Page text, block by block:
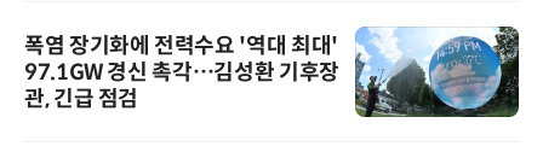
폭염 장기화에 전력수요 '역대 최대'
97.1GW 경신 촉각…김성환 기후장
관, 긴급 점검